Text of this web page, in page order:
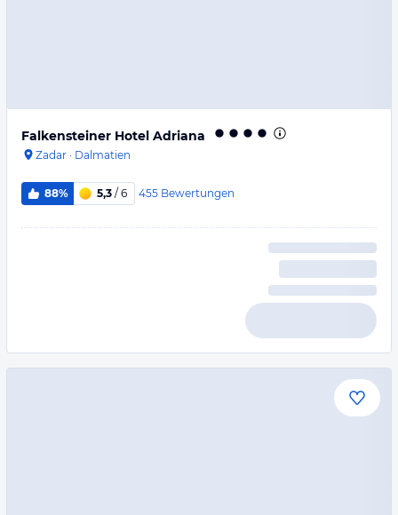
Falkensteiner Hotel Adriana
Zadar · Dalmatien
88% 5,3 / 6 455 Bewertungen